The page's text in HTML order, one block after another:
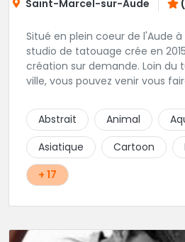
Saint-Marcel-sur-Aude
Situé en plein coeur de l'Aude
studio de tatouage crée en
création sur demande. Loin du
ville, vous pouvez venir vous
projet avec Alex. Une superbe
Abstrait Animal
Asiatique
Cartoon
+ 17